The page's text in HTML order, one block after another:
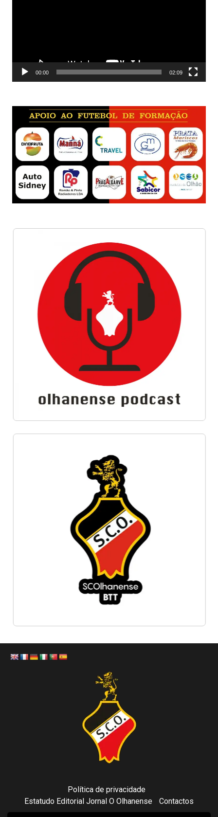
00:00 02:09
Política de privacidade
Estatudo Editorial Jornal O Olhanense
Contactos